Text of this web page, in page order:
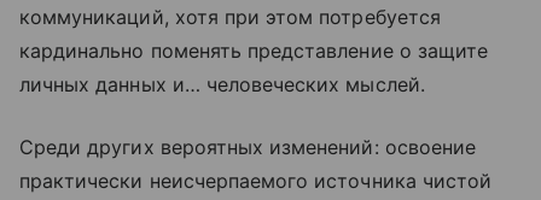
коммуникаций, хотя при этом потребуется
кардинально поменять представление о защите
личных данных и… человеческих мыслей.
Среди других вероятных изменений: освоение
практически неисчерпаемого источника чистой